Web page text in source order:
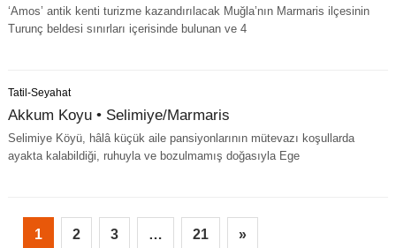
‘Amos’ antik kenti turizme kazandırılacak Muğla’nın Marmaris ilçesinin
Turunç beldesi sınırları içerisinde bulunan ve 4
Tatil-Seyahat
Akkum Koyu • Selimiye/Marmaris
Selimiye Köyü, hâlâ küçük aile pansiyonlarının mütevazı koşullarda
ayakta kalabildiği, ruhuyla ve bozulmamış doğasıyla Ege
1 2 3 … 21 »